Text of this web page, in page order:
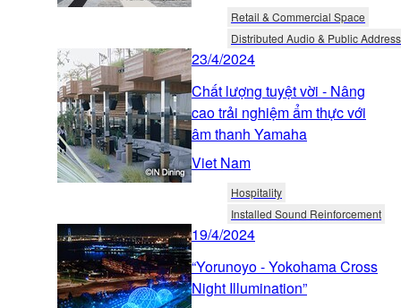
Retail & Commercial Space
Distributed Audio & Public Address
23/4/2024
Chất lượng tuyệt vời - Nâng
cao trải nghiệm ẩm thực với
âm thanh Yamaha
Viet Nam
Hospitality
Installed Sound Reinforcement
19/4/2024
“Yorunoyo - Yokohama Cross
Night Illumination”